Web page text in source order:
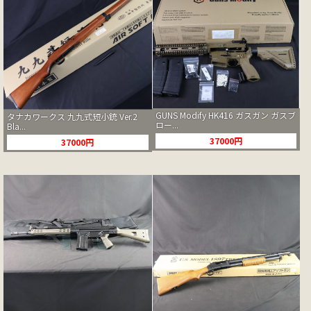
タナカワークス 九九式短小銃 Ver.2
Bla...
37000円
GUNS Modify HK416 ガスガン ガスブ
ロー...
37000円